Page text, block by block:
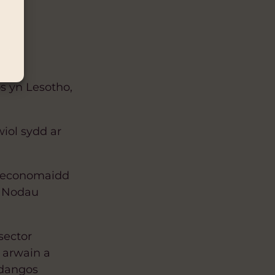
yn Lesotho,
sydd ar
a